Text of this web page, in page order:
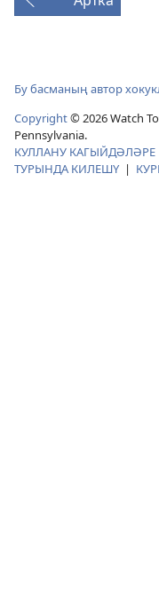
Бу басманың автор
Copyright© 2026 Watch
Pennsylvania.
КУЛЛАНУ КАГЫЙДӘЛӘРЕ
ТУРЫНДА КИЛЕШҮ |